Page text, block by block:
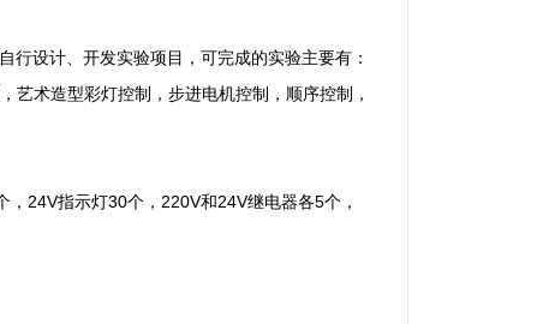
设计、开发实验项目，可完成的实验主要有：
艺术造型彩灯控制，步进电机控制，顺序控制，
24V指示灯30个，220V和24V继电器各5个，